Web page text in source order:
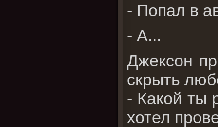
- Попал в
- А...
Джексон
скрыть
- Какой ты
хотел